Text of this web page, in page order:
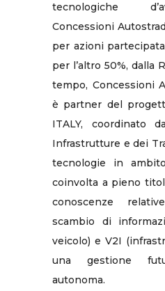
tecnologiche
Concessioni
per azioni
per l’altro 50%, dalla
tempo, Concessioni
è partner del
ITALY, coordinato
Infrastrutture e dei
tecnologie in
coinvolta a pieno
conoscenze
scambio di
veicolo) e V2I
una gestione
autonoma.